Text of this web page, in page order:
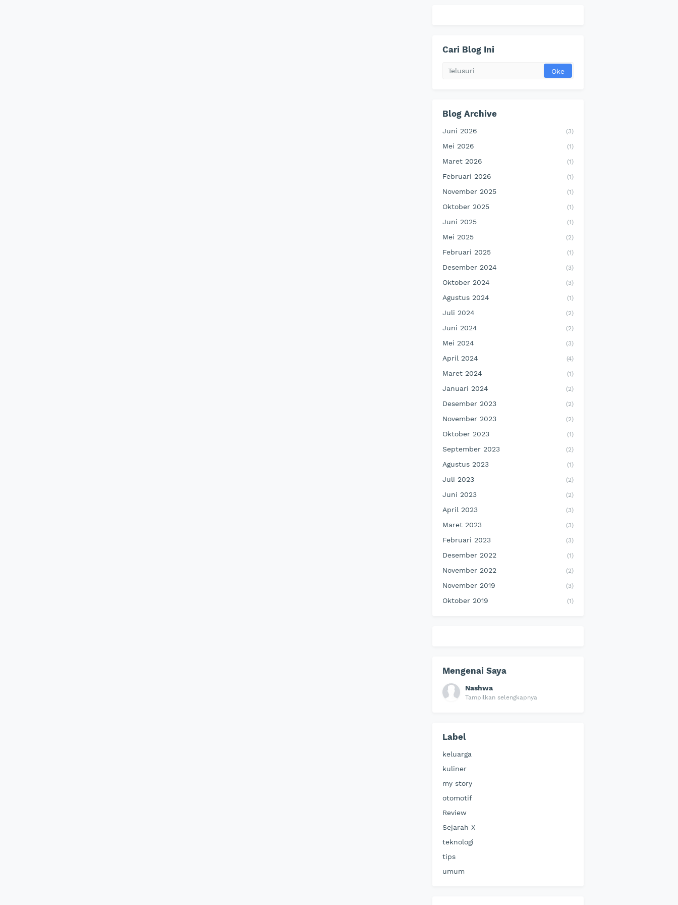
Cari Blog Ini
Blog Archive
Juni 2026 (3)
Mei 2026 (1)
Maret 2026 (1)
Februari 2026 (1)
November 2025 (1)
Oktober 2025 (1)
Juni 2025 (1)
Mei 2025 (2)
Februari 2025 (1)
Desember 2024 (3)
Oktober 2024 (3)
Agustus 2024 (1)
Juli 2024 (2)
Juni 2024 (2)
Mei 2024 (3)
April 2024 (4)
Maret 2024 (1)
Januari 2024 (2)
Desember 2023 (2)
November 2023 (2)
Oktober 2023 (1)
September 2023 (2)
Agustus 2023 (1)
Juli 2023 (2)
Juni 2023 (2)
April 2023 (3)
Maret 2023 (3)
Februari 2023 (3)
Desember 2022 (1)
November 2022 (2)
November 2019 (3)
Oktober 2019 (1)
Mengenai Saya
Nashwa
Tampilkan selengkapnya
Label
keluarga
kuliner
my story
otomotif
Review
Sejarah X
teknologi
tips
umum